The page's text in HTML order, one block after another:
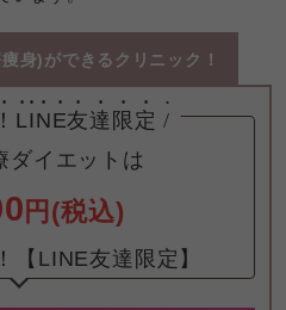
身)ができるクリニック！
LINE友達限定 /
円(税込)
【LINE友達限定】